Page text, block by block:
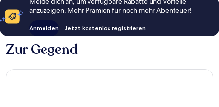
anzuzeigen. Mehr Prämien für noch mehr Abenteuer!
Anmelden Jetzt kostenlos registrieren
Zur Gegend